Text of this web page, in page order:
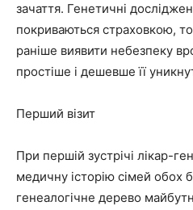
зачаття. Генетичні
покриваються страховкою,
раніше виявити небезпеку
простіше і дешевше її
Перший візит
При першій зустрічі лікар-
медичну історію сімей обох
генеалогічне дерево